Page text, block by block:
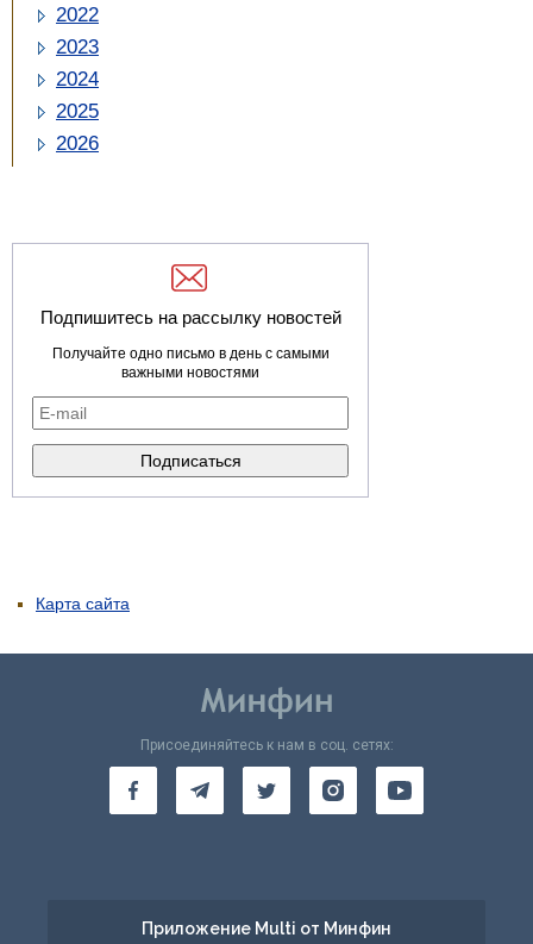
2022
2023
2024
2025
2026
Подпишитесь на рассылку новостей
Получайте одно письмо в день с самыми
важными новостями
Карта сайта
Присоединяйтесь к нам в соц. сетях:
Приложение Multi от Минфин